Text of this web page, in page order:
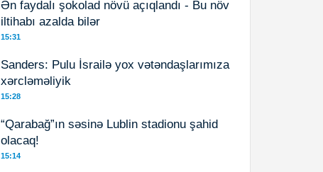
Ən faydalı şokolad növü açıqlandı - Bu növ
iltihabı azalda bilər
15:31
Sanders: Pulu İsrailə yox vətəndaşlarımıza
xərcləməliyik
15:28
“Qarabağ”ın səsinə Lublin stadionu şahid
olacaq!
15:14